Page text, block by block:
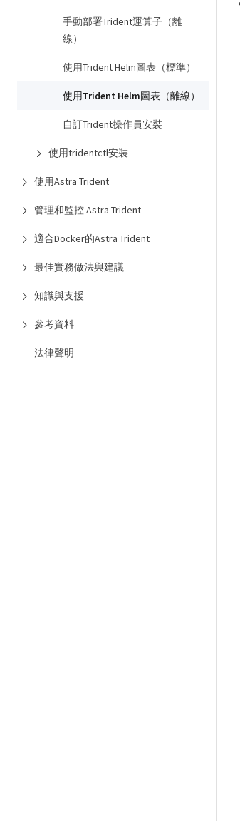
手動部署Trident運算子（離
線）
使用Trident Helm圖表（標準）
使用Trident Helm圖表（離線）
自訂Trident操作員安裝
使用tridentctl安裝
使用Astra Trident
管理和監控 Astra Trident
適合Docker的Astra Trident
最佳實務做法與建議
知識與支援
參考資料
法律聲明